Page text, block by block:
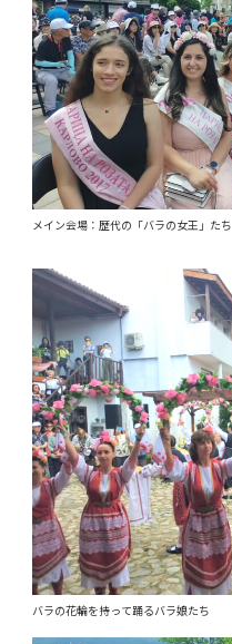
メイン会場：歴代の「バラの女王」たち
バラの花輪を持って踊るバラ娘たち